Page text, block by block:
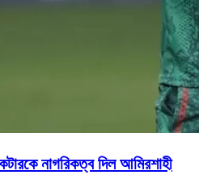
নাগরিকত্ব দিল আমিরশাহী